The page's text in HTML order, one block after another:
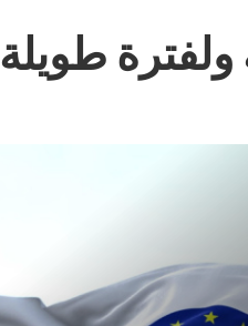
ولفترة طويلة